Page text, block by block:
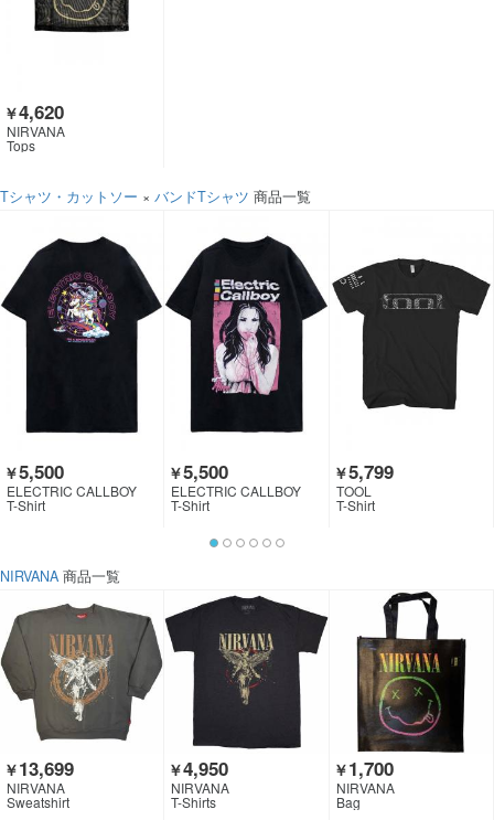
￥4,620
NIRVANA
Tops
Tシャツ・カットソー × バンドTシャツ 商品一覧
￥5,500
ELECTRIC CALLBOY
T-Shirt
￥5,500
ELECTRIC CALLBOY
T-Shirt
￥5,799
TOOL
T-Shirt
NIRVANA 商品一覧
￥13,699
NIRVANA
Sweatshirt
￥4,950
NIRVANA
T-Shirts
￥1,700
NIRVANA
Bag